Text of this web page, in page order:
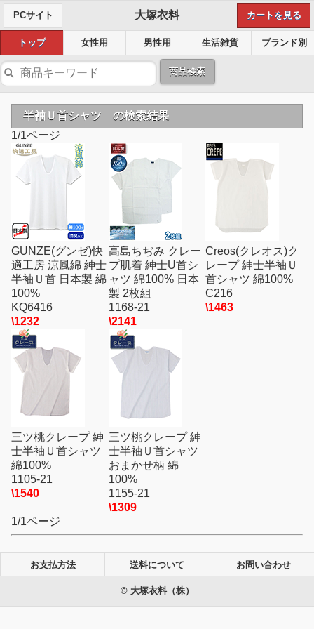
PCサイト 大塚衣料 カートを見る
トップ 女性用 男性用 生活雑貨 ブランド別
商品検索
半袖Ｕ首シャツ の検索結果
1/1ページ
GUNZE(グンゼ)快
適工房 涼風綿 紳士
半袖Ｕ首 日本製 綿
100%
KQ6416
\1232
高島ちぢみ クレー
プ肌着 紳士U首シ
ャツ 綿100% 日本
製 2枚組
1168-21
\2141
Creos(クレオス)ク
レープ 紳士半袖Ｕ
首シャツ 綿100%
C216
\1463
三ツ桃クレープ 紳
士半袖Ｕ首シャツ
綿100%
1105-21
\1540
三ツ桃クレープ 紳
士半袖Ｕ首シャツ
おまかせ柄 綿
100%
1155-21
\1309
1/1ページ
お支払方法 送料について お問い合わせ
© 大塚衣料（株）